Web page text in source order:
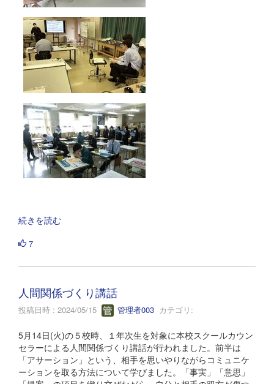
続きを読む
7
人間関係づくり講話
投稿日時 : 2024/05/15 管理者003 カテゴリ:
5月14日(火)の５校時、１年次生を対象に本校スクールカウン
セラーによる人間関係づくり講話が行われました。前半は
「アサーション」という、相手を思いやりながらコミュニケ
ーションを取る方法について学びました。「事実」「意思」